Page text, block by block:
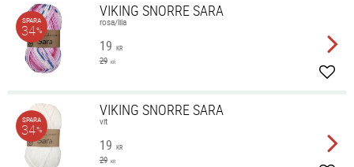
VIKING SNORRE SARA
rosa/lila
19 KR
29 KR
SPARA
34%
VIKING SNORRE SARA
vit
19 KR
29 KR
SPARA
34%